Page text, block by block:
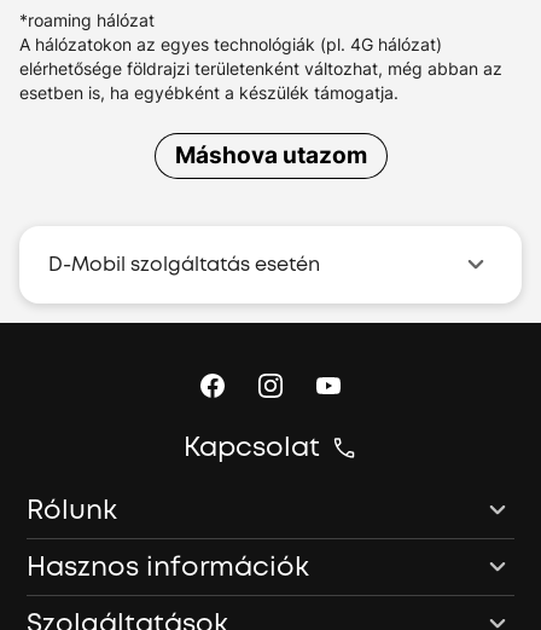
*roaming hálózat
A hálózatokon az egyes technológiák (pl. 4G hálózat)
elérhetősége földrajzi területenként változhat, még abban az
esetben is, ha egyébként a készülék támogatja.
Máshova utazom
D-Mobil szolgáltatás esetén
Kapcsolat
Rólunk
Hasznos információk